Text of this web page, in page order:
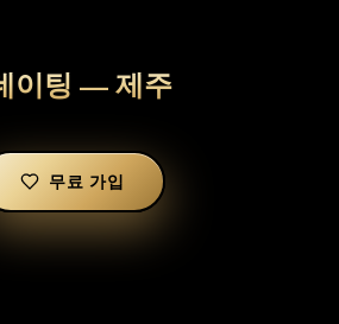
이팅 —제주
무료 가입